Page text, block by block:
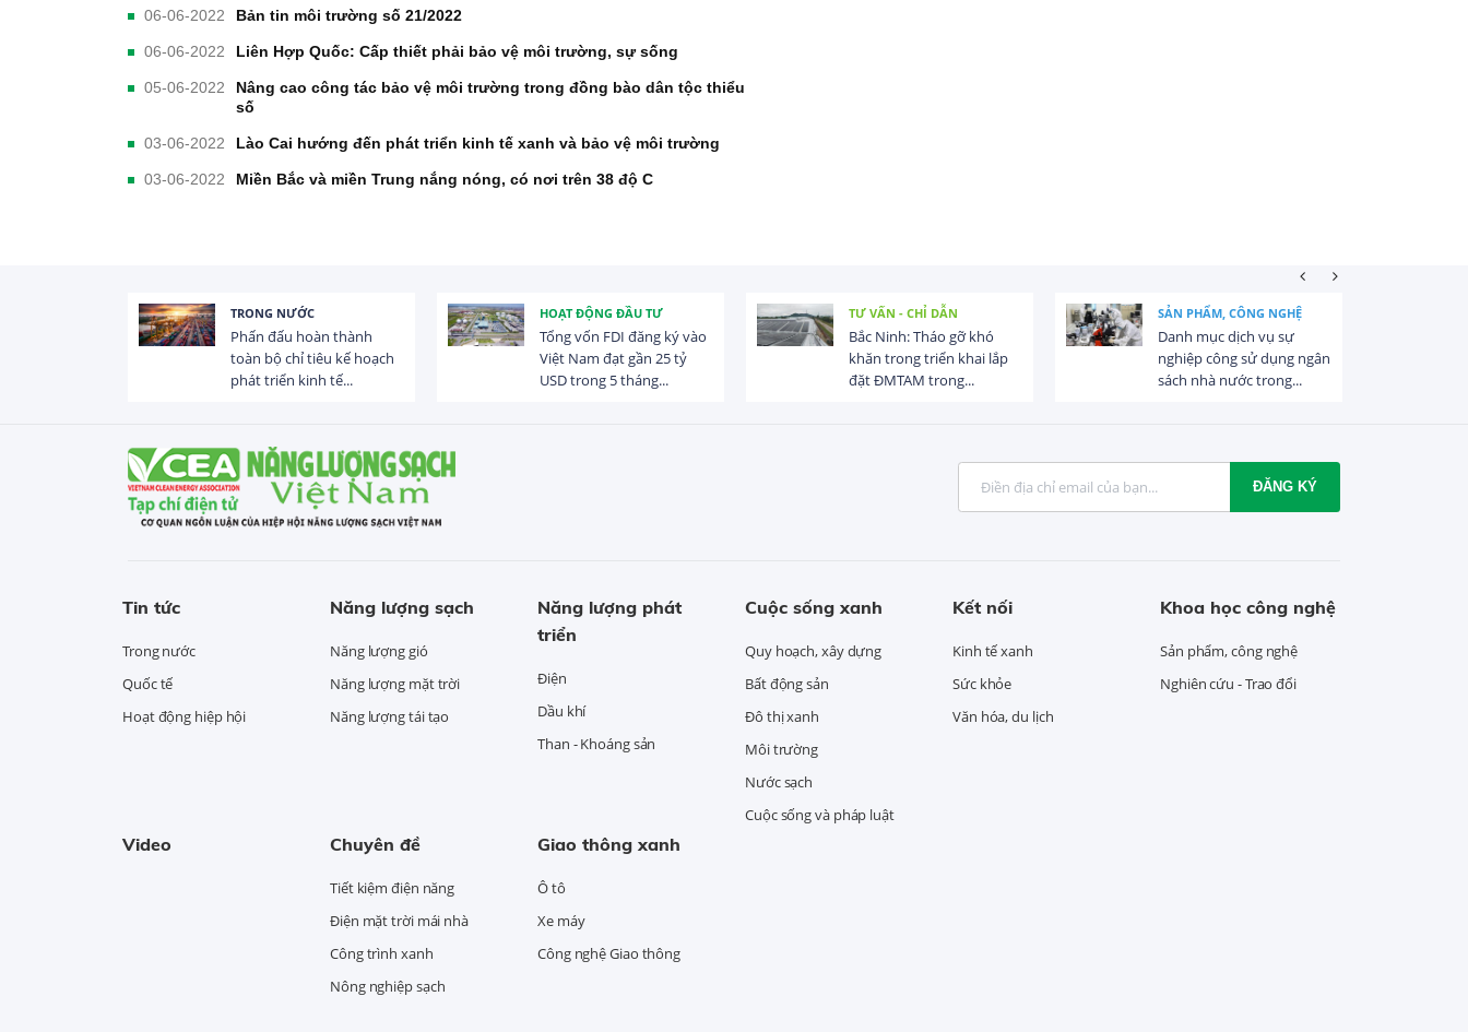
06-06-2022 Bản tin môi trường số 21/2022
06-06-2022 Liên Hợp Quốc: Cấp thiết phải bảo vệ môi trường, sự sống
05-06-2022
Nâng cao công tác bảo vệ môi trường trong đồng bào dân tộc thiểu
số
03-06-2022 Lào Cai hướng đến phát triển kinh tế xanh và bảo vệ môi trường
03-06-2022 Miền Bắc và miền Trung nắng nóng, có nơi trên 38 độ C
TRONG NƯỚC
Phấn đấu hoàn thành
toàn bộ chỉ tiêu kế hoạch
phát triển kinh tế...
HOẠT ĐỘNG ĐẦU TƯ
Tổng vốn FDI đăng ký vào
Việt Nam đạt gần 25 tỷ
USD trong 5 tháng...
TƯ VẤN - CHỈ DẪN
Bắc Ninh: Tháo gỡ khó
khăn trong triển khai lắp
đặt ĐMTAM trong...
SẢN PHẨM, CÔNG NGHỆ
Danh mục dịch vụ sự
nghiệp công sử dụng ngân
sách nhà nước trong...
ĐĂNG KÝ
Tin tức
Trong nước
Quốc tế
Hoạt động hiệp hội
Năng lượng sạch
Năng lượng gió
Năng lượng mặt trời
Năng lượng tái tạo
Năng lượng phát
triển
Điện
Dầu khí
Than - Khoáng sản
Cuộc sống xanh
Quy hoạch, xây dựng
Bất động sản
Đô thị xanh
Môi trường
Nước sạch
Cuộc sống và pháp luật
Kết nối
Kinh tế xanh
Sức khỏe
Văn hóa, du lịch
Khoa học công nghệ
Sản phẩm, công nghệ
Nghiên cứu - Trao đổi
Video Chuyên đề
Tiết kiệm điện năng
Điện mặt trời mái nhà
Công trình xanh
Nông nghiệp sạch
Giao thông xanh
Ô tô
Xe máy
Công nghệ Giao thông